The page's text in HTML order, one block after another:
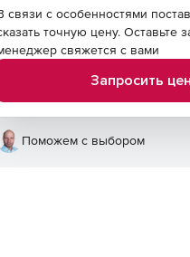
связи с особенностями
точную цену. Оставьте
свяжется с вами
Запросить
Поможем с выбором